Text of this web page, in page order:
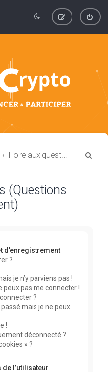
Foire aux questions (Questions posées fréquemment)
(Questions
d’enregistrement
?
je n’y parviens pas !
peux pas me connecter !
?
mais je ne peux
!
déconnecté ?
» ?
l’utilisateur